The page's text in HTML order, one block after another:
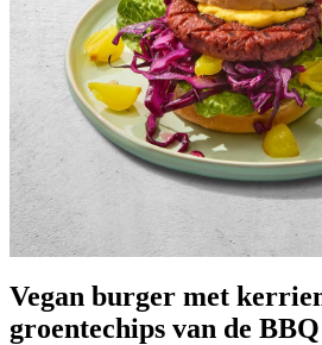
Vegan burger met
groentechips van de BBQ